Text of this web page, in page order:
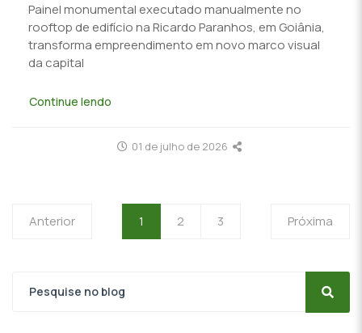
Painel monumental executado manualmente no
rooftop de edifício na Ricardo Paranhos, em Goiânia,
transforma empreendimento em novo marco visual
da capital
Continue lendo
01 de julho de 2026
Anterior 1 2 3 Próxima